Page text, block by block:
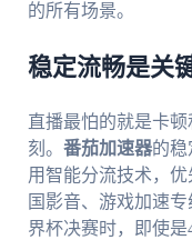
的所有场景。
稳定流畅是关
直播最怕的就是卡
刻。 番茄加速器的稳
用智能分流技术，
国影音、游戏加速
界杯决赛时，即使是